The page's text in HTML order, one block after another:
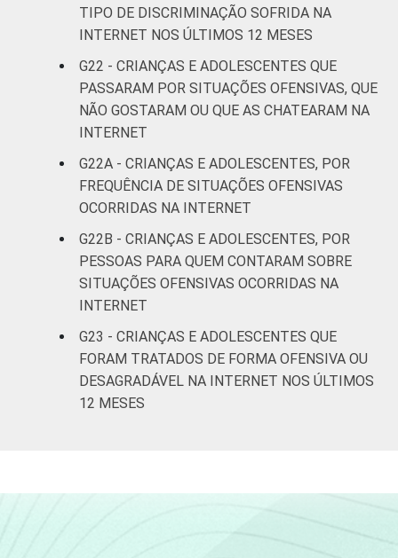
TIPO DE DISCRIMINAÇÃO SOFRIDA NA
INTERNET NOS ÚLTIMOS 12 MESES
G22 - CRIANÇAS E ADOLESCENTES QUE
PASSARAM POR SITUAÇÕES OFENSIVAS, QUE
NÃO GOSTARAM OU QUE AS CHATEARAM NA
INTERNET
G22A - CRIANÇAS E ADOLESCENTES, POR
FREQUÊNCIA DE SITUAÇÕES OFENSIVAS
OCORRIDAS NA INTERNET
G22B - CRIANÇAS E ADOLESCENTES, POR
PESSOAS PARA QUEM CONTARAM SOBRE
SITUAÇÕES OFENSIVAS OCORRIDAS NA
INTERNET
G23 - CRIANÇAS E ADOLESCENTES QUE
FORAM TRATADOS DE FORMA OFENSIVA OU
DESAGRADÁVEL NA INTERNET NOS ÚLTIMOS
12 MESES